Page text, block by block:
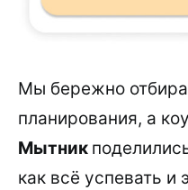
Мы бережно
планирования, а
Мытник
как всё успевать и